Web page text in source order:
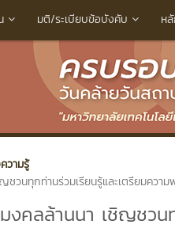
มติ/ระเบียบข้อบังคับ ห
วามรู้
ชวนทุกท่านร่วมเรียนรู้และเตรียมคว
งคลล้านนา เชิญชว